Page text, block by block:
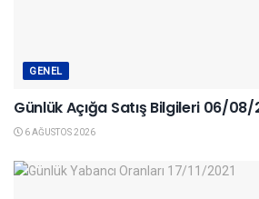
GENEL
Günlük Açığa Satış Bilgileri 06/
6 AĞUSTOS 2026